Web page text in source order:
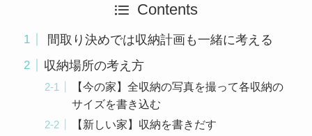
Contents
間取り決めでは収納計画も一緒に考える
収納場所の考え方
【今の家】全収納の写真を撮って各収納の
サイズを書き込む
【新しい家】収納を書きだす